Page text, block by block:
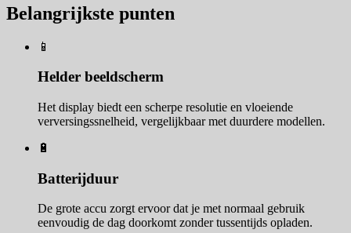
Belangrijkste punten
📱
Helder beeldscherm
Het display biedt een scherpe resolutie en vloeiende
verversingssnelheid, vergelijkbaar met duurdere modellen.
🔋
Batterijduur
De grote accu zorgt ervoor dat je met normaal gebruik
eenvoudig de dag doorkomt zonder tussentijds opladen.